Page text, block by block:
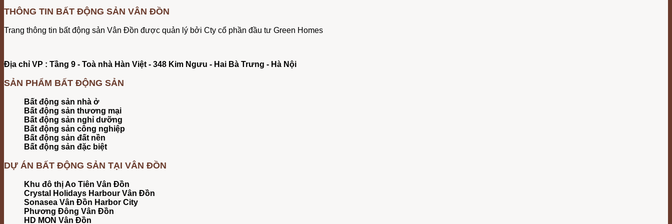
THÔNG TIN BẤT ĐỘNG SẢN VÂN ĐỒN
Trang thông tin bất động sản Vân Đồn được quản lý bởi Cty cổ phần đầu tư Green Homes
Địa chỉ VP : Tầng 9 - Toà nhà Hàn Việt - 348 Kim Ngưu - Hai Bà Trưng - Hà Nội
SẢN PHẨM BẤT ĐỘNG SẢN
Bất động sản nhà ở
Bất động sản thương mại
Bất động sản nghỉ dưỡng
Bất động sản công nghiệp
Bất động sản đất nền
Bất động sản đặc biệt
DỰ ÁN BẤT ĐỘNG SẢN TẠI VÂN ĐỒN
Khu đô thị Ao Tiên Vân Đồn
Crystal Holidays Harbour Vân Đồn
Sonasea Vân Đồn Harbor City
Phương Đông Vân Đồn
HD MON Vân Đồn